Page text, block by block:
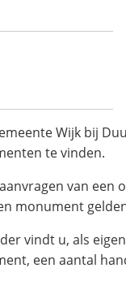
Wijk bij
te vinden.
van een
monument
vindt u, als
een aantal